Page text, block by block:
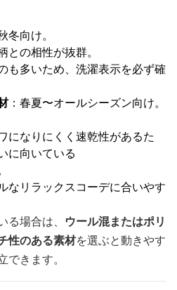
冬向け。
の相性が抜群。
も多いため、洗濯表示を必ず確
：春夏〜オールシーズン向け。
になりにくく速乾性があるた
に向いている
なリラックスコーデに合いやす
場合は、 ウール混またはポリ
性のある素材を選ぶと動きやす
きます。